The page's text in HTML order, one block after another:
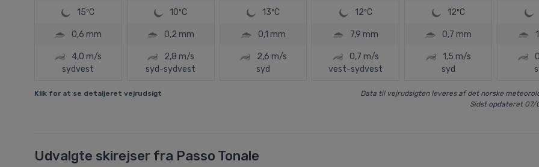
15ºC
0,6 mm
4,0 m/s
sydvest
10ºC
0,2 mm
2,8 m/s
syd-sydvest
13ºC
0,1 mm
2,6 m/s
syd
12ºC
7,9 mm
0,7 m/s
vest-sydvest
12ºC
0,7 mm
1,5 m/s
syd
Klik for at se detaljeret vejrudsigt
Data til vejrudsigten leveres af det norske
Sidst opdateret 07/
Udvalgte skirejser fra Passo Tonale